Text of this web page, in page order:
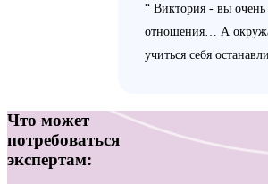
“ Виктория - вы
отношения… А
учиться себя
Что может
потребоваться
экспертам: